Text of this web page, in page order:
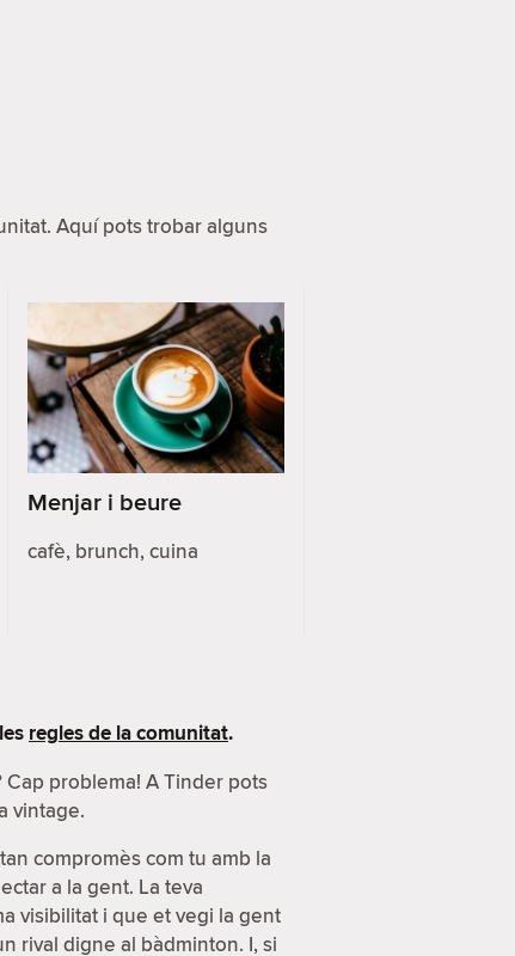
Aquí pots trobar alguns
Menjar i beure
cafè, brunch, cuina
regles de la comunitat.
problema! A Tinder pots
vintage.
compromès com tu amb la
a la gent. La teva
visibilitat i que et vegi la gent
rival digne al bàdminton. I, si